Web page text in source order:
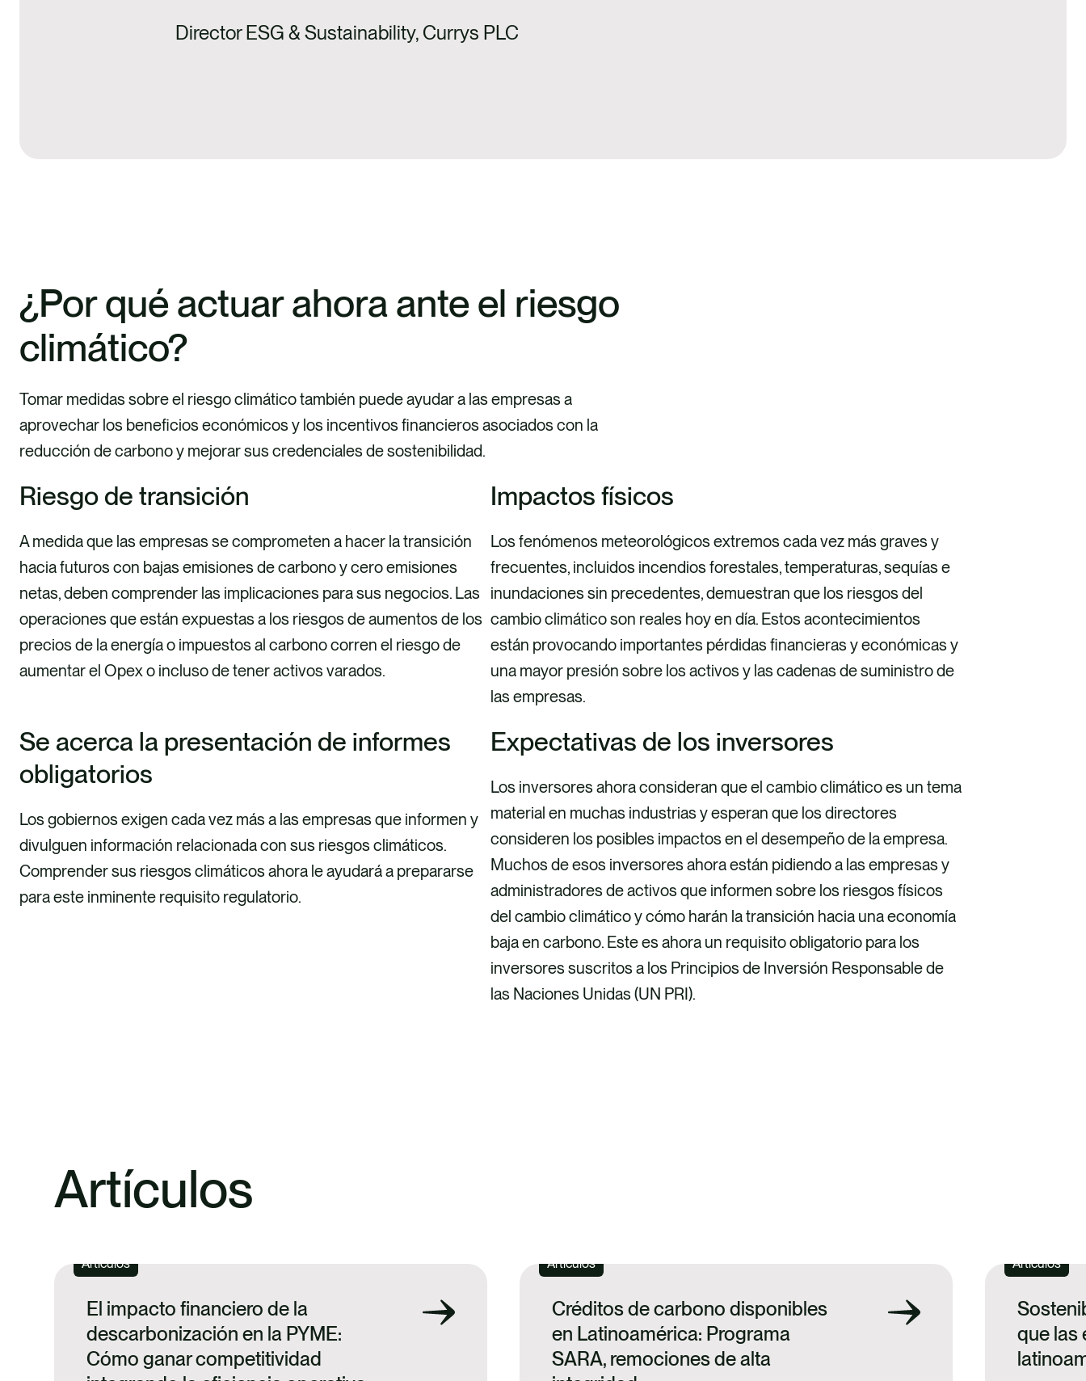
Director ESG & Sustainability, Currys PLC
¿Por qué actuar ahora ante el riesgo
climático?
Tomar medidas sobre el riesgo climático también puede ayudar a las empresas a
aprovechar los beneficios económicos y los incentivos financieros asociados con la
reducción de carbono y mejorar sus credenciales de sostenibilidad.
Riesgo de transición
A medida que las empresas se comprometen a hacer la transición
hacia futuros con bajas emisiones de carbono y cero emisiones
netas, deben comprender las implicaciones para sus negocios. Las
operaciones que están expuestas a los riesgos de aumentos de los
precios de la energía o impuestos al carbono corren el riesgo de
aumentar el Opex o incluso de tener activos varados.
Impactos físicos
Los fenómenos meteorológicos extremos cada vez más graves y
frecuentes, incluidos incendios forestales, temperaturas, sequías e
inundaciones sin precedentes, demuestran que los riesgos del
cambio climático son reales hoy en día. Estos acontecimientos
están provocando importantes pérdidas financieras y económicas y
una mayor presión sobre los activos y las cadenas de suministro de
las empresas.
Se acerca la presentación de informes
obligatorios
Los gobiernos exigen cada vez más a las empresas que informen y
divulguen información relacionada con sus riesgos climáticos.
Comprender sus riesgos climáticos ahora le ayudará a prepararse
para este inminente requisito regulatorio.
Expectativas de los inversores
Los inversores ahora consideran que el cambio climático es un tema
material en muchas industrias y esperan que los directores
consideren los posibles impactos en el desempeño de la empresa.
Muchos de esos inversores ahora están pidiendo a las empresas y
administradores de activos que informen sobre los riesgos físicos
del cambio climático y cómo harán la transición hacia una economía
baja en carbono. Este es ahora un requisito obligatorio para los
inversores suscritos a los Principios de Inversión Responsable de
las Naciones Unidas (UN PRI).
Artículos
Artículos
El impacto financiero de la
descarbonización en la PYME:
Cómo ganar competitividad
Artículos
Créditos de carbono disponibles
en Latinoamérica: Programa
SARA, remociones de alta
Artículos
que las